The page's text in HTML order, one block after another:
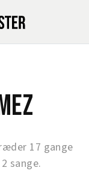
17 gange
sange.